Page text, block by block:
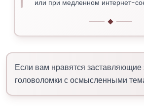
или при медленном интернет-
Если вам нравятся заставляющие
головоломки с осмысленными